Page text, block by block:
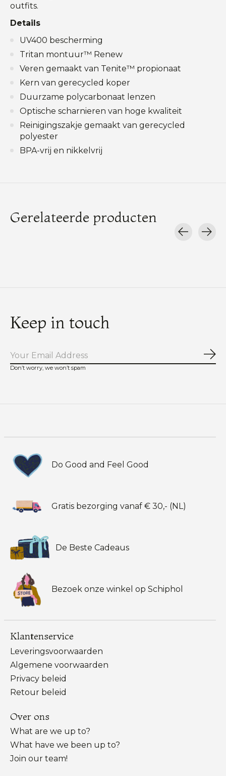
outfits.
Details
UV400 bescherming
Tritan montuur™ Renew
Veren gemaakt van Tenite™ propionaat
Kern van gerecycled koper
Duurzame polycarbonaat lenzen
Optische scharnieren van hoge kwaliteit
Reinigingszakje gemaakt van gerecycled
polyester
BPA-vrij en nikkelvrij
Gerelateerde producten
Keep in touch
Don’t worry, we won’t spam
Do Good and Feel Good
Gratis bezorging vanaf € 30,- (NL)
De Beste Cadeaus
Bezoek onze winkel op Schiphol
Klantenservice
Leveringsvoorwaarden
Algemene voorwaarden
Privacy beleid
Retour beleid
Over ons
What are we up to?
What have we been up to?
Join our team!